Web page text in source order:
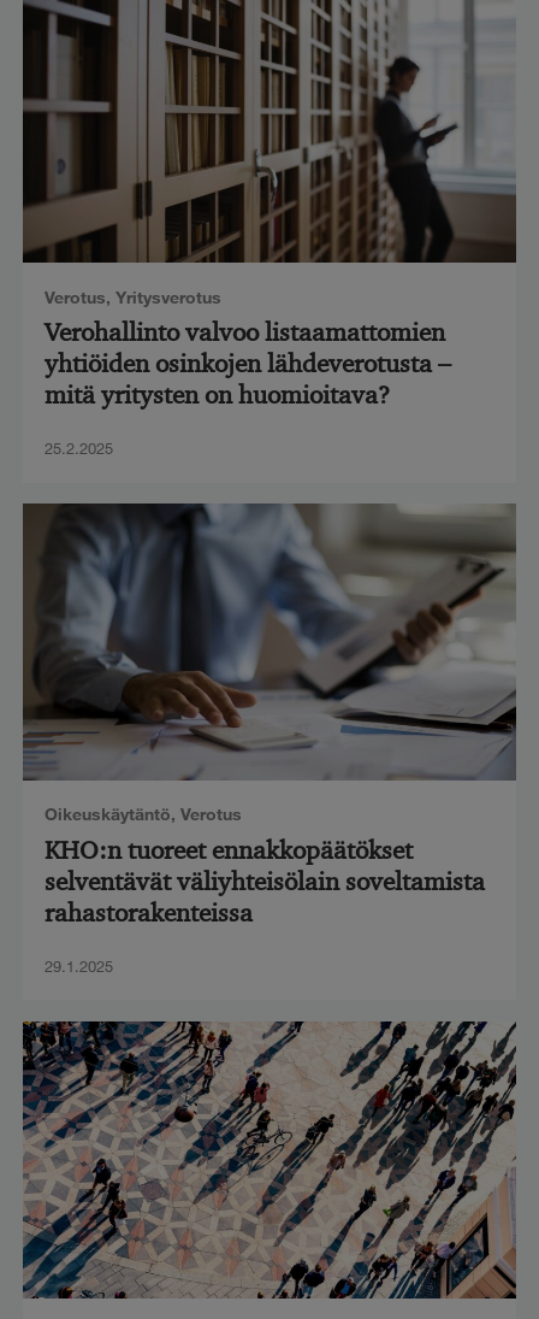
Verotus, Yritysverotus
Verohallinto valvoo listaamattomien
yhtiöiden osinkojen lähdeverotusta –
mitä yritysten on huomioitava?
25.2.2025
Oikeuskäytäntö, Verotus
KHO:n tuoreet ennakkopäätökset
selventävät väliyhteisölain soveltamista
rahastorakenteissa
29.1.2025